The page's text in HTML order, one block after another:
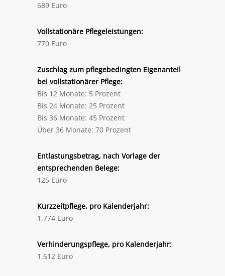
689 Euro
Vollstationäre Pflegeleistungen:
770 Euro
Zuschlag zum pflegebedingten Eigenanteil
bei vollstationärer Pflege:
Bis 12 Monate: 5 Prozent
Bis 24 Monate: 25 Prozent
Bis 36 Monate: 45 Prozent
Über 36 Monate: 70 Prozent
Entlastungsbetrag, nach Vorlage der
entsprechenden Belege:
125 Euro
Kurzzeitpflege, pro Kalenderjahr:
1.774 Euro
Verhinderungspflege, pro Kalenderjahr:
1.612 Euro